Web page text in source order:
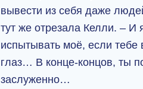
вывести из себя даже
тут же отрезала Келли. – И
испытывать моё, если
глаз… В конце-концов, ты
заслуженно…